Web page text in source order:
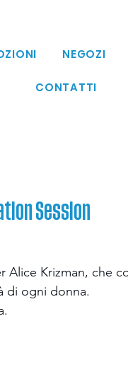
NEGOZI
CONTATTI
Session
Alice Krizman, che
di ogni donna.